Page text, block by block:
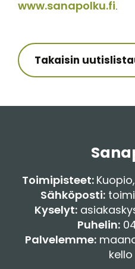
www.sanapolku.fi.
Takaisin
Toimipisteet: Kuopio,
Sähköposti:
Kyselyt:
Puhelin:
Palvelemme:
kello